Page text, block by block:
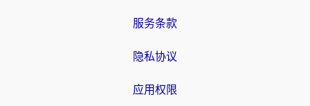
服务条款
隐私协议
应用权限